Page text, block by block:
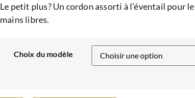
Le petit plus? Un cordon assorti à l’éventail pour
mains libres.
Choix du modèle